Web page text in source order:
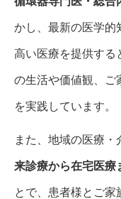
お知らせ
診療案内
ワクチン・予防接種
アクセス
クリニックの取り組み
かし、最新の医学的
高い医療を提供する
の生活や価値観、ご
を実践しています。
また、地域の医療・
来診療から在宅医療
とで、患者様とご家